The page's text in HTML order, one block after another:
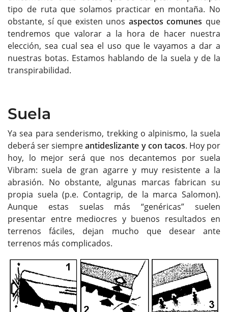
tipo de ruta que solamos practicar en montaña. No
obstante, sí que existen unos aspectos comunes que
tendremos que valorar a la hora de hacer nuestra
elección, sea cual sea el uso que le vayamos a dar a
nuestras botas. Estamos hablando de la suela y de la
transpirabilidad.
Suela
Ya sea para senderismo, trekking o alpinismo, la suela
deberá ser siempreantideslizante y con tacos. Hoy por
hoy, lo mejor será que nos decantemos por suela
Vibram: suela de gran agarre y muy resistente a la
abrasión. No obstante, algunas marcas fabrican su
propia suela (p.e. Contagrip, de la marca Salomon).
Aunque estas suelas más “genéricas” suelen
presentar entre mediocres y buenos resultados en
terrenos fáciles, dejan mucho que desear ante
terrenos más complicados.